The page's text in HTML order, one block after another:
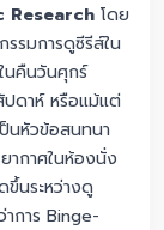
Research โดย
รมการดูซีรีส์ใน
นคืนวันศุกร์
ดาห์ หรือแม้แต่
นหัวข้อสนทนา
ากาศในห้องนั่ง
นระหว่างดู
การ Binge-